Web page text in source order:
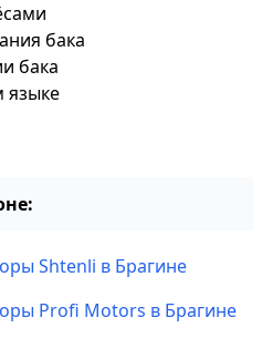
бака
бака
языке
Shtenli в Брагине
Profi Motors в Брагине